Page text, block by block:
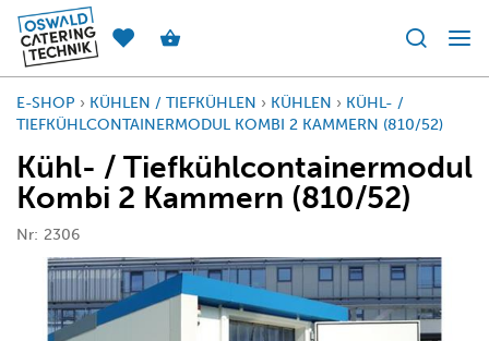
E-SHOP › KÜHLEN / TIEFKÜHLEN › KÜHLEN › KÜHL- /
TIEFKÜHLCONTAINERMODUL KOMBI 2 KAMMERN (810/52)
Kühl- / Tiefkühlcontainermodul
Kombi 2 Kammern (810/52)
Nr: 2306